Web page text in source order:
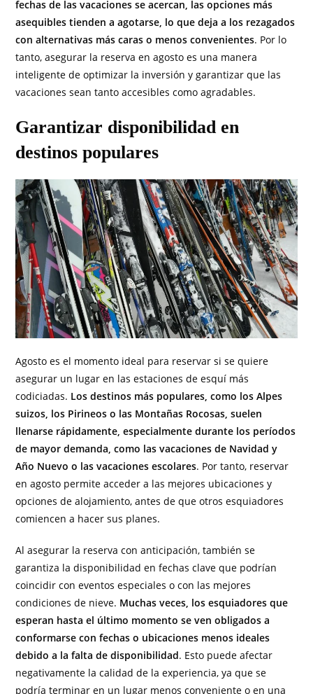
fechas de las vacaciones se acercan, las opciones más
asequibles tienden a agotarse, lo que deja a los rezagados
con alternativas más caras o menos convenientes. Por lo
tanto, asegurar la reserva en agosto es una manera
inteligente de optimizar la inversión y garantizar que las
vacaciones sean tanto accesibles como agradables.
Garantizar disponibilidad en
destinos populares
Agosto es el momento ideal para reservar si se quiere
asegurar un lugar en las estaciones de esquí más
codiciadas. Los destinos más populares, como los Alpes
suizos, los Pirineos o las Montañas Rocosas, suelen
llenarse rápidamente, especialmente durante los períodos
de mayor demanda, como las vacaciones de Navidad y
Año Nuevo o las vacaciones escolares. Por tanto, reservar
en agosto permite acceder a las mejores ubicaciones y
opciones de alojamiento, antes de que otros esquiadores
comiencen a hacer sus planes.
Al asegurar la reserva con anticipación, también se
garantiza la disponibilidad en fechas clave que podrían
coincidir con eventos especiales o con las mejores
condiciones de nieve. Muchas veces, los esquiadores que
esperan hasta el último momento se ven obligados a
conformarse con fechas o ubicaciones menos ideales
debido a la falta de disponibilidad. Esto puede afectar
negativamente la calidad de la experiencia, ya que se
podría terminar en un lugar menos conveniente o en una